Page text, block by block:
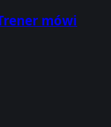
mówi